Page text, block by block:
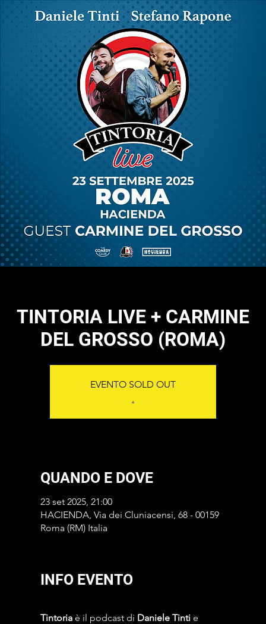
TINTORIA LIVE + CARMINE
DEL GROSSO (ROMA)
EVENTO SOLD OUT
.
QUANDO E DOVE
23 set 2025, 21:00
HACIENDA, Via dei Cluniacensi, 68 - 00159
Roma (RM) Italia
INFO EVENTO
Tintoria è il podcast di Daniele Tinti e